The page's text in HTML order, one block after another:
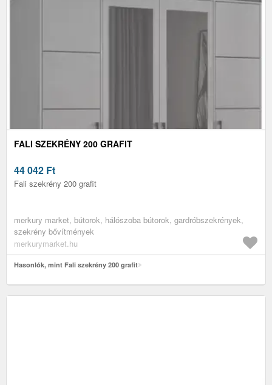
FALI SZEKRÉNY 200 GRAFIT
44 042 Ft
Fali szekrény 200 grafit
merkury market, bútorok, hálószoba bútorok, gardróbszekrények,
szekrény bővítmények
merkurymarket.hu
Hasonlók, mint Fali szekrény 200 grafit